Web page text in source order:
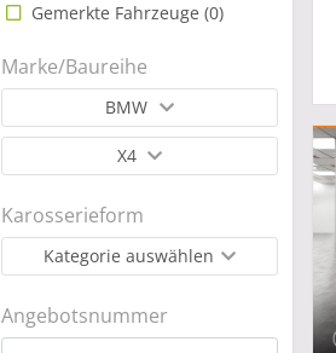
Gemerkte Fahrzeuge (0)
Marke/Baureihe
BMW
X4
Karosserieform
Kategorie auswählen
Angebotsnummer